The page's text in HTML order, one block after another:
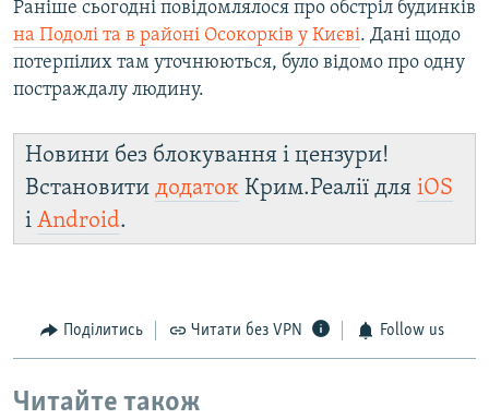
Раніше сьогодні повідомлялося про обстріл будинків
на Подолі та в районі Осокорків у Києві. Дані щодо
потерпілих там уточнюються, було відомо про одну
постраждалу людину.
Новини без блокування і цензури!
Встановити додаток Крим.Реалії для iOS
і Android.
Поділитись Читати без VPN Follow us
Читайте також